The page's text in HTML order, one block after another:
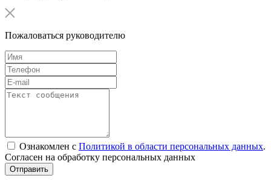
Пожаловаться руководителю
Ознакомлен с Политикой в области персональных данных.
Согласен на обработку персональных данных
Отправить